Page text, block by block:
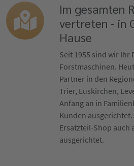
Im gesamten
vertreten - in
Hause
Seit 1955 sind wir Ihr
Forstmaschinen.
Partner in den
Trier, Euskirchen,
Anfang an in
Kunden
Ersatzteil-Shop auch
ausgerichtet.